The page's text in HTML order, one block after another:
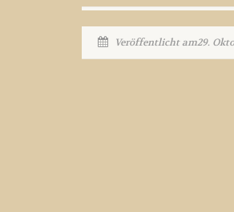
Veröffentlicht am29.